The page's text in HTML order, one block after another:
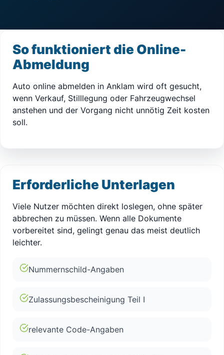
So funktioniert die Online-
Abmeldung
Auto online abmelden in Anklam wird oft gesucht,
wenn Verkauf, Stilllegung oder Fahrzeugwechsel
anstehen und der Vorgang nicht unnötig Zeit kosten
soll.
Erforderliche Unterlagen
Viele Nutzer möchten direkt loslegen, ohne später
abbrechen zu müssen. Wenn alle Dokumente
vorbereitet sind, gelingt genau das meist deutlich
leichter.
Nummernschild-Angaben
Zulassungsbescheinigung Teil I
relevante Code-Angaben